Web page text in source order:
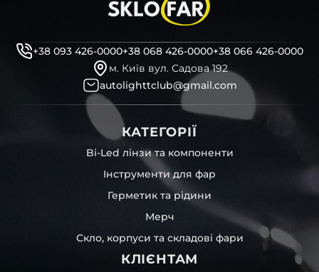
+38 093 426-0000+38 068 426-0000+38 066 426-0000
м. Київ вул. Садова 192
autolighttclub@gmail.com
КАТЕГОРІЇ
Bi-Led лінзи та компоненти
Інструменти для фар
Герметик та рідини
Мерч
Скло, корпуси та складові фари
КЛІЄНТАМ